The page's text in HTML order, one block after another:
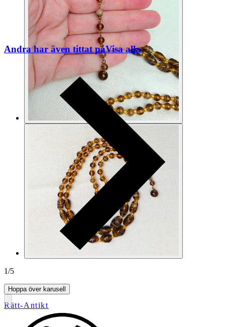
1/5
Rätt-Antikt
Andra har även tittat påVisa alla
Hoppa över karusell